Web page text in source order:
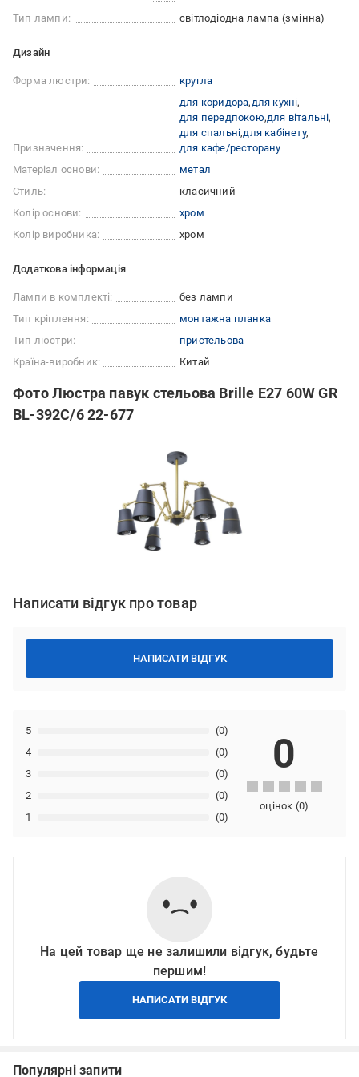
Тип лампи:
світлодіодна лампа (змінна)
Дизайн
Форма люстри: кругла
Призначення:
для коридора для кухні
для передпокою для вітальні
для спальні для кабінету
для кафе/ресторану
Матеріал основи:
метал
Стиль:
класичний
Колір основи:
хром
Колір виробника:
хром
Додаткова інформація
Лампи в комплекті:
без лампи
Тип кріплення:
монтажна планка
Тип люстри:
пристельова
Країна-виробник:
Китай
Фото Люстра павук стельова Brille E27 60W GR
BL-392C/6 22-677
Написати відгук про товар
НАПИСАТИ ВІДГУК
1 (0)
2 (0)
3 (0)
4 (0)
5 (0)
0
оцінок (0)
На цей товар ще не залишили відгук, будьте
першим!
НАПИСАТИ ВІДГУК
Популярні запити